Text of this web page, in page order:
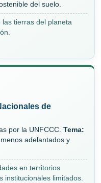
del suelo.
las tierras del planeta
de
por la UNFCCC. Tema:
adelantados y
en territorios
institucionales limitados.